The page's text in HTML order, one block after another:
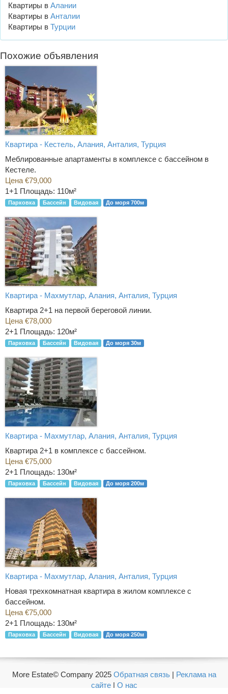
Квартиры в Алании
Квартиры в Анталии
Квартиры в Турции
Похожие объявления
Квартира - Кестель, Алания, Анталия, Турция
Меблированные апартаменты в комплексе с бассейном в
Кестеле.
Цена €79,000
1+1 Площадь: 110м²
Парковка Бассейн Видовая До моря 700м
Квартира - Махмутлар, Алания, Анталия, Турция
Квартира 2+1 на первой береговой линии.
Цена €78,000
2+1 Площадь: 120м²
Парковка Бассейн Видовая До моря 30м
Квартира - Махмутлар, Алания, Анталия, Турция
Квартира 2+1 в комплексе с бассейном.
Цена €75,000
2+1 Площадь: 130м²
Парковка Бассейн Видовая До моря 200м
Квартира - Махмутлар, Алания, Анталия, Турция
Новая трехкомнатная квартира в жилом комплексе с
бассейном.
Цена €75,000
2+1 Площадь: 130м²
Парковка Бассейн Видовая До моря 250м
More Estate© Company 2025 Обратная связь| Реклама на
сайте| О нас